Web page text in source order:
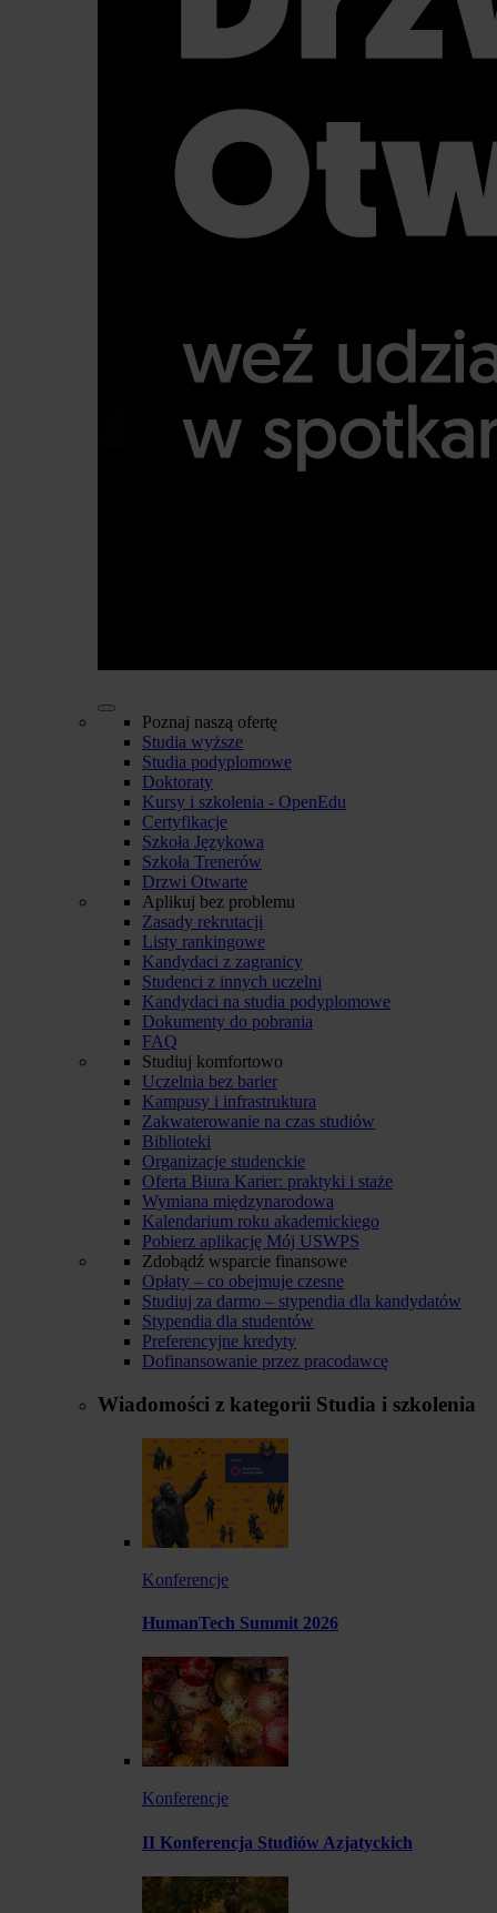
Poznaj naszą ofertę
Studia wyższe
Studia podyplomowe
Doktoraty
Kursy i szkolenia - OpenEdu
Certyfikacje
Szkoła Językowa
Szkoła Trenerów
Drzwi Otwarte
Aplikuj bez problemu
Zasady rekrutacji
Listy rankingowe
Kandydaci z zagranicy
Studenci z innych uczelni
Kandydaci na studia podyplomowe
Dokumenty do pobrania
FAQ
Studiuj komfortowo
Uczelnia bez barier
Kampusy i infrastruktura
Zakwaterowanie na czas studiów
Biblioteki
Organizacje studenckie
Oferta Biura Karier: praktyki i staże
Wymiana międzynarodowa
Kalendarium roku akademickiego
Pobierz aplikację Mój USWPS
Zdobądź wsparcie finansowe
Opłaty – co obejmuje czesne
Studiuj za darmo – stypendia dla kandydatów
Stypendia dla studentów
Preferencyjne kredyty
Dofinansowanie przez pracodawcę
Wiadomości z kategorii Studia i szkolenia
Konferencje
HumanTech Summit 2026
Konferencje
II Konferencja Studiów Azjatyckich